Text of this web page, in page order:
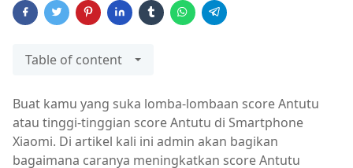
Table of content
Buat kamu yang suka lomba-lombaan score Antutu
atau tinggi-tinggian score Antutu di Smartphone
Xiaomi. Di artikel kali ini admin akan bagikan
bagaimana caranya meningkatkan score Antutu